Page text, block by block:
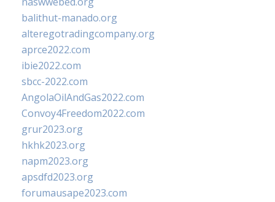
balithut-manado.org
alteregotradingcompany.org
aprce2022.com
ibie2022.com
sbcc-2022.com
AngolaOilAndGas2022.com
Convoy4Freedom2022.com
grur2023.org
hkhk2023.org
napm2023.org
apsdfd2023.org
forumausape2023.com